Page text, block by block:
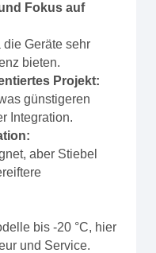
Fokus auf
die Geräte sehr
bieten.
Projekt:
günstigeren
Integration.
aber Stiebel
bis -20 °C, hier
und Service.